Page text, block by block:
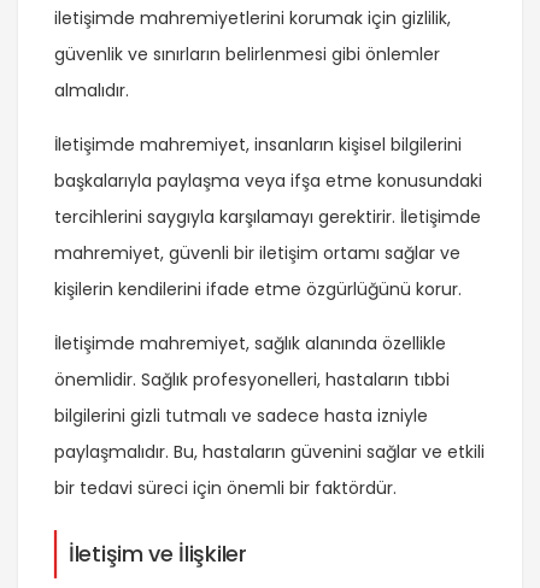
iletişimde mahremiyetlerini korumak için gizlilik,
güvenlik ve sınırların belirlenmesi gibi önlemler
almalıdır.
İletişimde mahremiyet, insanların kişisel bilgilerini
başkalarıyla paylaşma veya ifşa etme konusundaki
tercihlerini saygıyla karşılamayı gerektirir. İletişimde
mahremiyet, güvenli bir iletişim ortamı sağlar ve
kişilerin kendilerini ifade etme özgürlüğünü korur.
İletişimde mahremiyet, sağlık alanında özellikle
önemlidir. Sağlık profesyonelleri, hastaların tıbbi
bilgilerini gizli tutmalı ve sadece hasta izniyle
paylaşmalıdır. Bu, hastaların güvenini sağlar ve etkili
bir tedavi süreci için önemli bir faktördür.
İletişim ve İlişkiler